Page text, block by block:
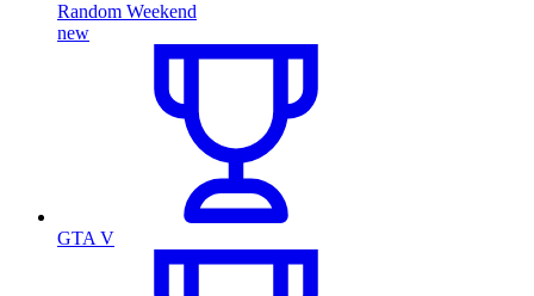
Random Weekend
new
GTA V